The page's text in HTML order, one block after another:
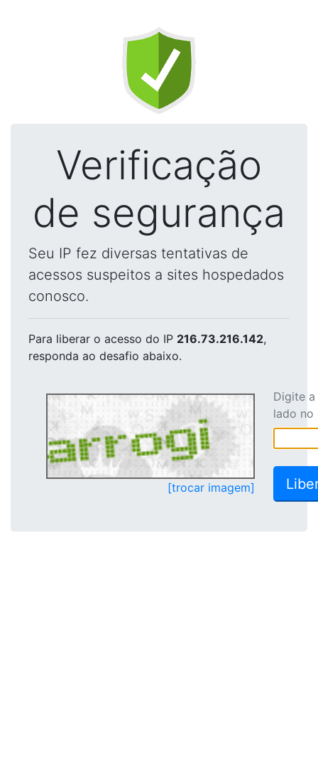
Verificação
de segurança
Seu IP fez diversas tentativas de
acessos suspeitos a sites hospedados
conosco.
Para liberar o acesso do IP 216.73.216.142,
responda ao desafio abaixo.
[trocar imagem]
Digite
lado no